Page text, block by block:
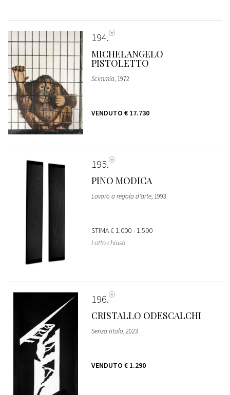
194
MICHELANGELO
PISTOLETTO
Scimmia, 1972
VENDUTO € 17.730
195
PINO MODICA
Lavoro a regola d'arte, 1993
STIMA€ 1.000 - 1.500
Lotto chiuso
196
CRISTALLO ODESCALCHI
Senza titolo, 2023
VENDUTO € 1.290